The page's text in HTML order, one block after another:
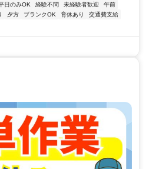
日のみOK 経験不問 未経験者歓迎
午前
夕方 ブランクOK 育休あり
交通費支給